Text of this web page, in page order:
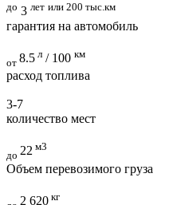
до 3 лет или 200 тыс.км
гарантия на автомобиль
от 8.5 л / 100 км
расход топлива
3-7
количество мест
до 22 м3
Объем перевозимого груза
2 620 кг